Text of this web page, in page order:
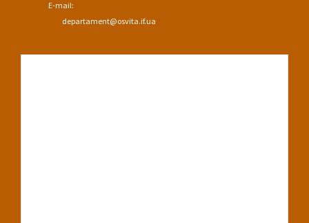
E-mail:
departament@osvita.if.ua